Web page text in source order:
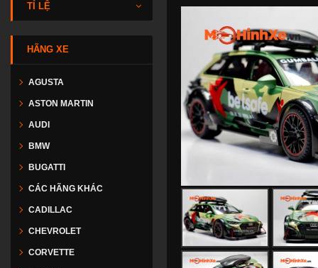
TỈ LỆ
HÃNG XE
AGUSTA
ASTON MARTIN
AUDI
BMW
BUGATTI
CÁC HÃNG KHÁC
CADILLAC
CHEVROLET
CORVETTE